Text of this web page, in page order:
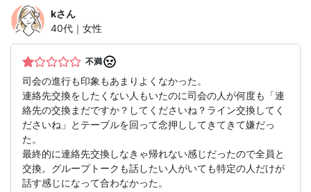
kさん
40代｜女性
不満
司会の進行も印象もあまりよくなかった。
連絡先交換をしたくない人もいたのに司会の人が何度も「連
絡先の交換まだですか？してくださいね？ライン交換してく
ださいね」とテーブルを回って念押ししてきてきて嫌だっ
た。
最終的に連絡先交換しなきゃ帰れない感じだったので全員と
交換。グループトークも話したい人がいても特定の人だけが
話す感じになって合わなかった。